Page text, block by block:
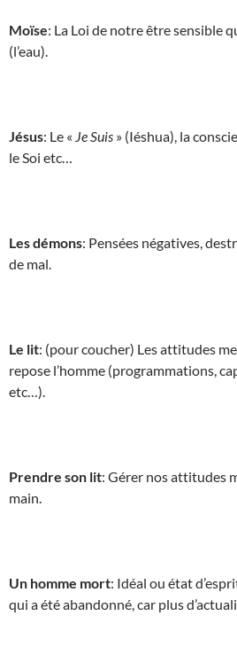
Moïse: La Loi de notre être sensible
(l’eau).
Jésus: Le « Je Suis » (Iéshua), la
le Soi etc…
Les démons: Pensées négatives,
de mal.
Le lit: (pour coucher) Les attitudes
repose l’homme (programmations,
etc…).
Prendre son lit: Gérer nos attitudes
main.
Un homme mort: Idéal ou état
qui a été abandonné, car plus